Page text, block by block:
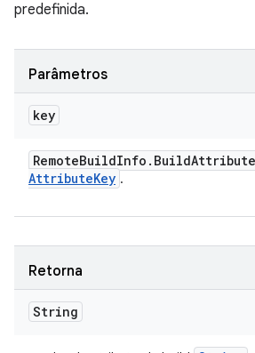
predefinida.
Parâmetros
key
RemoteBuildInfo . BuildAttribute
AttributeKey .
Retorna
String